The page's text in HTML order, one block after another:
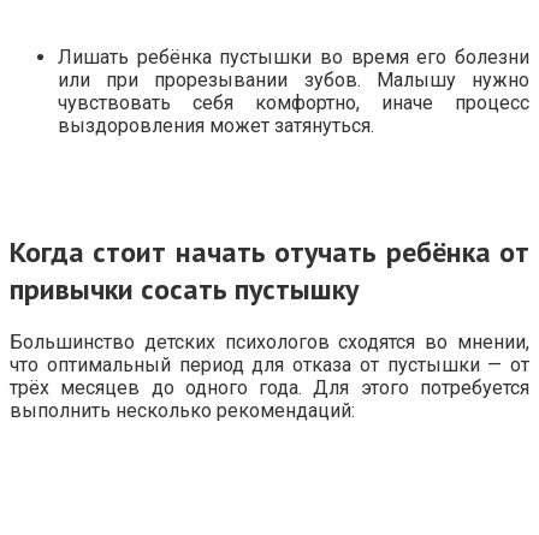
Лишать ребёнка пустышки во время его болезни
или при прорезывании зубов. Малышу нужно
чувствовать себя комфортно, иначе процесс
выздоровления может затянуться.
Когда стоит начать отучать ребёнка от
привычки сосать пустышку
Большинство детских психологов сходятся во мнении,
что оптимальный период для отказа от пустышки — от
трёх месяцев до одного года. Для этого потребуется
выполнить несколько рекомендаций: